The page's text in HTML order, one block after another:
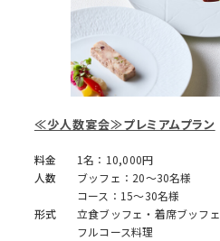
≪少人数宴会≫プレミアムプラン
料金
1名：10,000円
人数
ブッフェ：20～30名様
コース：15～30名様
形式
立食ブッフェ・着席ブッフェ
フルコース料理